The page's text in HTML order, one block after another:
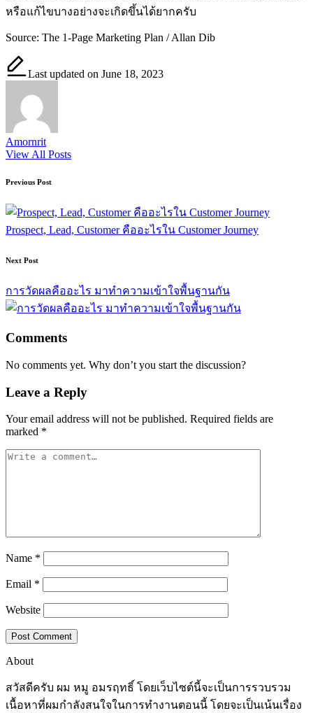
หรือแก้ไขบางอย่างจะเกิดขึ้นได้ยากครับ
Source: The 1-Page Marketing Plan / Allan Dib
Last updated on June 18, 2023
Amornrit
View All Posts
Post
navigation
Previous Post
Prospect, Lead, Customer คืออะไรใน Customer Journey
Next Post
การวัดผลคืออะไร มาทำความเข้าใจพื้นฐานกัน
Comments
No comments yet. Why don’t you start the discussion?
Leave a Reply
Your email address will not be published. Required fields are
marked *
Name *
Email *
Website
About
สวัสดีครับ ผม หมู อมรฤทธิ์ โดยเว็บไซต์นี้จะเป็นการรวบรวม
เนื้อหาที่ผมกำลังสนใจในการทำงานตอนนี้ โดยจะเป็นเน้นเรื่อง